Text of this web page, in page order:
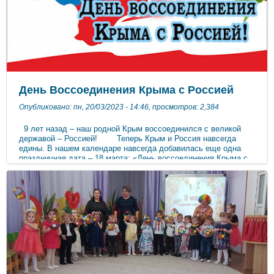
День Воссоединения Крыма с Россией
Опубликовано: пн, 20/03/2023 - 14:46, просмотров: 2,384
9 лет назад – наш родной Крым воссоединился с великой
державой – Россией! Теперь Крым и Россия навсегда
едины. В нашем календаре навсегда добавилась еще одна
праздничная дата – 18 марта: «День воссоединения Крыма с
праздник – «Крымская весна». С целью формирования у
детей патриотических чувств, уважения к истории своей
страны, развития интереса к историческим событиям,
произошедшим в Крыму 14 марта 2014 года, в «Детском саду
№ 14 «Чайка» с 13 по 17 марта прошли тематические дни,
посвященные Дню воссоединения Крыма с Россией.
Совместно с родителями, воспитатели провели акцию "Крым-
Россия, 9 лет вместе". Украсили фасад и окна ДОУ. В
рамках праздничных мероприятий педагоги ДОУ организовали
с воспитанниками комплекс мероприятий – провели